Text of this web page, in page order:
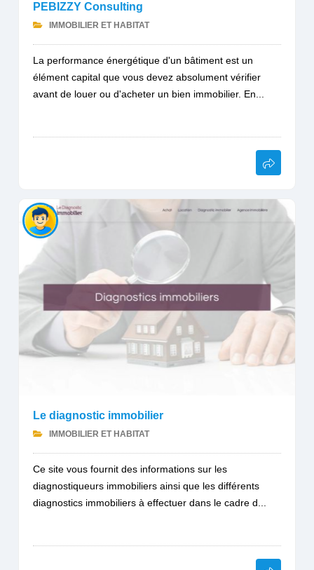
PEBIZZY Consulting
IMMOBILIER ET HABITAT
La performance énergétique d'un bâtiment est un
élément capital que vous devez absolument vérifier
avant de louer ou d'acheter un bien immobilier. En...
Le diagnostic immobilier
IMMOBILIER ET HABITAT
Ce site vous fournit des informations sur les
diagnostiqueurs immobiliers ainsi que les différents
diagnostics immobiliers à effectuer dans le cadre d...